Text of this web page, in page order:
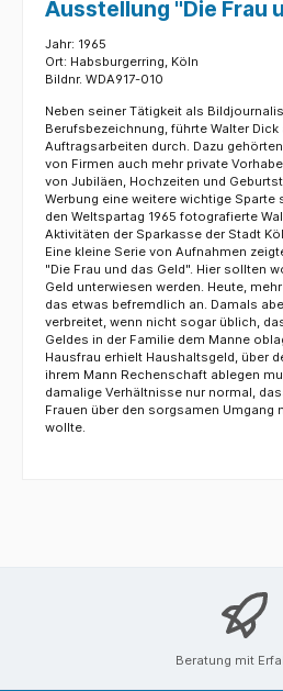
Ausstellung "Die Frau
Jahr: 1965
Ort: Habsburgerring, Köln
Bildnr. WDA917-010
Neben seiner Tätigkeit als
Berufsbezeichnung, führte Walter
Auftragsarbeiten durch. Dazu
von Firmen auch mehr private
von Jubiläen, Hochzeiten und
Werbung eine weitere wichtige Sparte
den Weltspartag 1965 fotografierte
Aktivitäten der Sparkasse der Stadt
Eine kleine Serie von Aufnahmen
"Die Frau und das Geld". Hier sollten
Geld unterwiesen werden. Heute,
das etwas befremdlich an. Damals
verbreitet, wenn nicht sogar üblich,
Geldes in der Familie dem Manne
Hausfrau erhielt Haushaltsgeld, über
ihrem Mann Rechenschaft ablegen
damalige Verhältnisse nur normal,
Frauen über den sorgsamen Umgang
wollte.
Beratung mit